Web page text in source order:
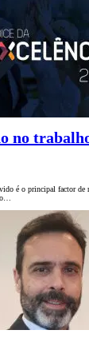
no
é o principal factor de
o…